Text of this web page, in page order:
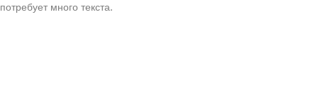
потребует много текста.